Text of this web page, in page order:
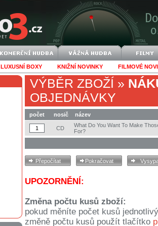
LUXUSNÍ BOXY KNIŽNÍ NOVINKY FILMOVÉ
VÝBĚR ZBOŽÍ »
OBJEDNÁVKY
počet nosič název
CD
What Do You Want To Make
For?
UPOZORNĚNÍ:
Změna počtu kusů zboží:
pokud měníte počet kusů
změně počtu kusů použít tlačítko